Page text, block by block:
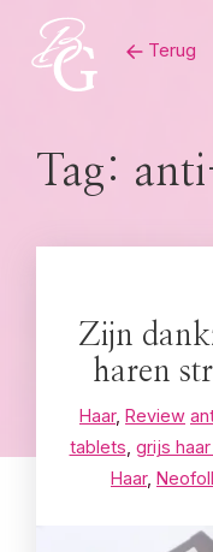
content
Terug
Tag:
Zijn
haren
Haar, Review
tablets grijs
Haar,